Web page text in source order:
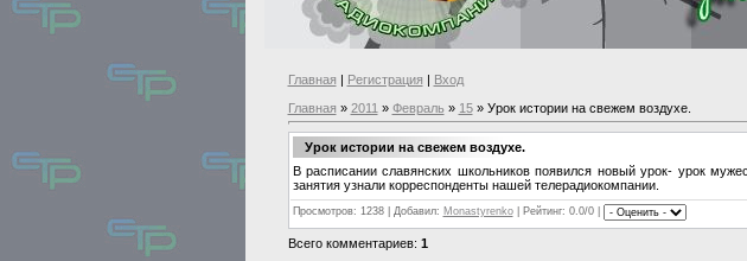
Главная | Регистрация | Вход
Главная » 2011 » Февраль » 15» Урок истории на свежем воздухе.
Урок истории на свежем воздухе.
В расписании славянских школьников появился новый урок- урок
занятия узнали корреспонденты нашей телерадиокомпании.
Просмотров: 1238 | Добавил: Monastyrenko| Рейтинг: 0.0/0 |
Всего комментариев: 1